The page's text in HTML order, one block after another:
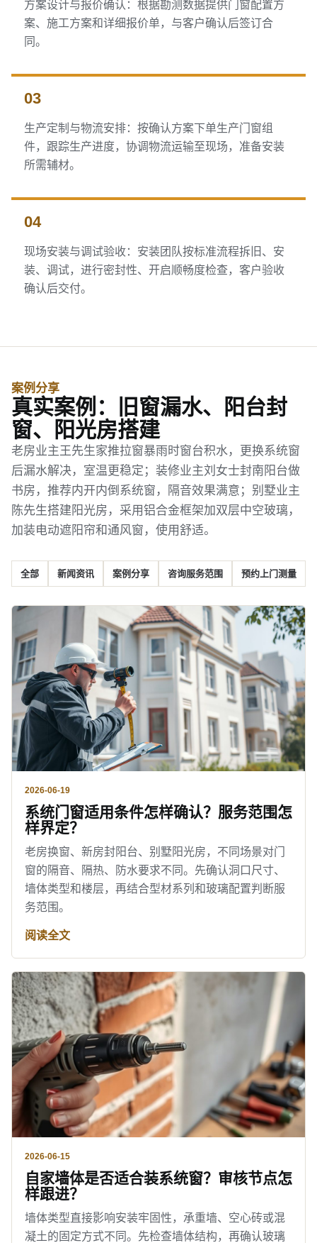
方案设计与报价确认：根据勘测数据提供门窗配置方
案、施工方案和详细报价单，与客户确认后签订合
同。
03
生产定制与物流安排：按确认方案下单生产门窗组
件，跟踪生产进度，协调物流运输至现场，准备安装
所需辅材。
04
现场安装与调试验收：安装团队按标准流程拆旧、安
装、调试，进行密封性、开启顺畅度检查，客户验收
确认后交付。
案例分享
真实案例：旧窗漏水、阳台封
窗、阳光房搭建
老房业主王先生家推拉窗暴雨时窗台积水，更换系统窗
后漏水解决，室温更稳定；装修业主刘女士封南阳台做
书房，推荐内开内倒系统窗，隔音效果满意；别墅业主
陈先生搭建阳光房，采用铝合金框架加双层中空玻璃，
加装电动遮阳帘和通风窗，使用舒适。
全部 新闻资讯 案例分享 咨询服务范围 预约上门测量
2026-06-19
系统门窗适用条件怎样确认？服务范围怎
样界定？
老房换窗、新房封阳台、别墅阳光房，不同场景对门
窗的隔音、隔热、防水要求不同。先确认洞口尺寸、
墙体类型和楼层，再结合型材系列和玻璃配置判断服
务范围。
阅读全文
2026-06-15
自家墙体是否适合装系统窗？审核节点怎
样跟进？
墙体类型直接影响安装牢固性，承重墙、空心砖或混
凝土的固定方式不同。先检查墙体结构，再确认玻璃